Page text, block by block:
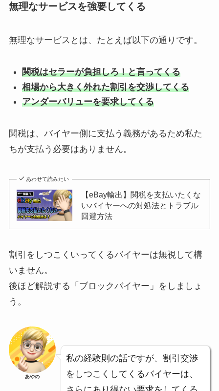
無理なサービスを強要してくる
無理なサービスとは、たとえば以下の通りです。
関税はセラーが負担しろ！と言ってくる
相場から大きく外れた割引を交渉してくる
アンダーバリューを要求してくる
関税は、バイヤー側に支払う義務があるため私た
ちが支払う必要はありません。
あわせて読みたい
【eBay輸出】関税を支払いたくな
いバイヤーへの対処法とトラブル
回避方法
割引をしつこくいってくるバイヤーは無視して構
いません。
後ほど解説する「ブロックバイヤー」をしましょ
う。
あやの
私の経験則の話ですが、割引交渉
をしつこくしてくるバイヤーは、